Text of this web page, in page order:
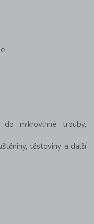
mikrovlnné trouby,
těstoviny a další